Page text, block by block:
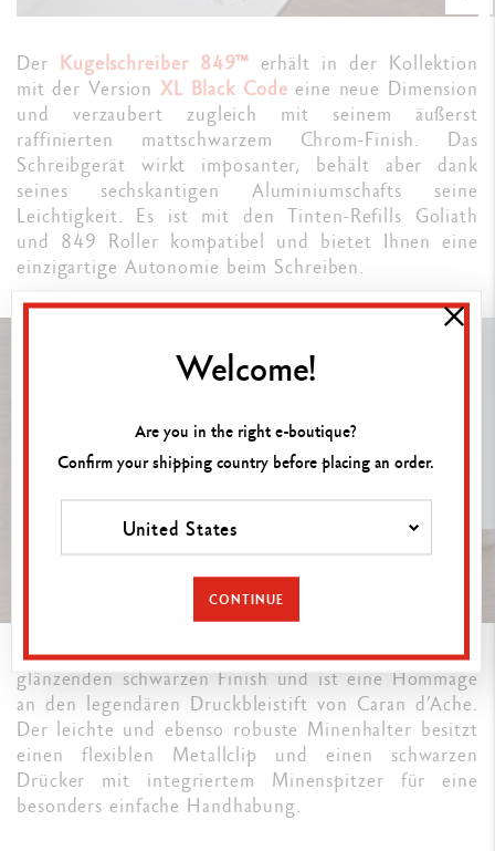
Der Kugelschreiber 849™ erhält in der Kollektion
mit der Version XL Black Code eine neue Dimension
und verzaubert zugleich mit seinem äußerst
raffinierten mattschwarzem Chrom-Finish. Das
Schreibgerät wirkt imposanter, behält aber dank
seines sechskantigen Aluminiumschafts seine
Leichtigkeit. Es ist mit den Tinten-Refills Goliath
und 849 Roller kompatibel und bietet Ihnen eine
einzigartige Autonomie beim Schreiben.
DerFixpencil Black Codebesticht mit seinem
glänzenden schwarzen Finish und ist eine Hommage
an den legendären Druckbleistift von Caran d’Ache.
Der leichte und ebenso robuste Minenhalter besitzt
einen flexiblen Metallclip und einen schwarzen
Drücker mit integriertem Minenspitzer für eine
besonders einfache Handhabung.
Welcome!
Are you in the right e-boutique?
Confirm your shipping country before placing an order.
United States
CONTINUE